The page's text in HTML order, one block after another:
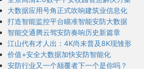
大数据应用号角正式吹响建筑业信息化
打造智能监控平台瞄准智能安防大数据
智能交通腾云驾安防奏响历史新篇章
江山代有才人出：4K尚未普及8K现雏形
价值+安全大数据加快安防智能化
安防行业又一个颠覆者下一个是你吗？